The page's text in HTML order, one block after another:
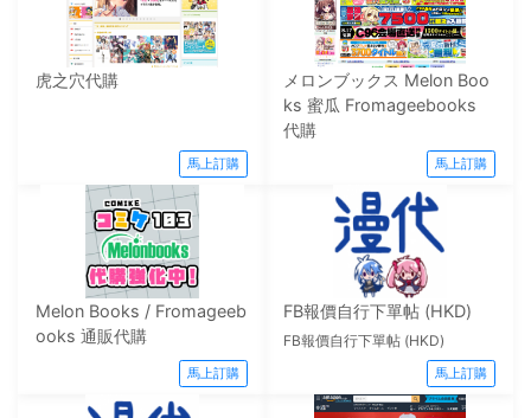
虎之穴代購
馬上訂購
メロンブックス Melon Boo
ks 蜜瓜 Fromageebooks
代購
馬上訂購
Melon Books / Fromageeb
ooks 通販代購
馬上訂購
FB報價自行下單帖 (HKD)
FB報價自行下單帖 (HKD)
馬上訂購